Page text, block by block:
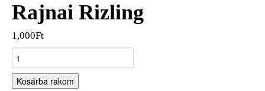
Rajnai Rizling
1,000Ft
Kosárba rakom